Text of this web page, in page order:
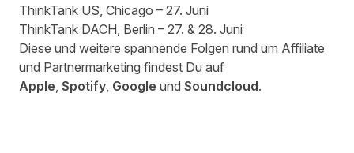
ThinkTank US, Chicago – 27. Juni
ThinkTank DACH, Berlin – 27. & 28. Juni
Diese und weitere spannende Folgen rund um Affiliate
und Partnermarketing findest Du auf
Apple, Spotify, Google und Soundcloud.